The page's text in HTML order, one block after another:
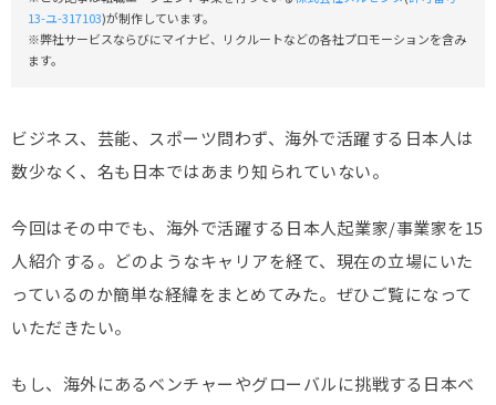
13-ユ-317103)が制作しています。
※弊社サービスならびにマイナビ、リクルートなどの各社プロモーションを含み
ます。
ビジネス、芸能、スポーツ問わず、海外で活躍する日本人は
数少なく、名も日本ではあまり知られていない。
今回はその中でも、海外で活躍する日本人起業家/事業家を15
人紹介する。どのようなキャリアを経て、現在の立場にいた
っているのか簡単な経緯をまとめてみた。ぜひご覧になって
いただきたい。
もし、海外にあるベンチャーやグローバルに挑戦する日本ベ